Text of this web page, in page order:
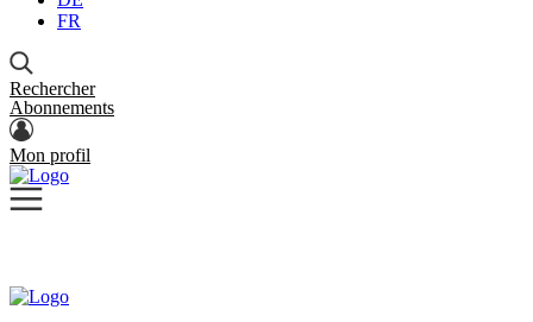
FR
Rechercher
Abonnements
Mon profil